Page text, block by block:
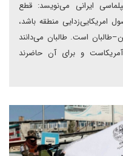
ایرانی می‌نویسد: قطع
امریکایی‌زدایی منطقه باشد،
است. طالبان می‌دانند
و برای آن حاضرند